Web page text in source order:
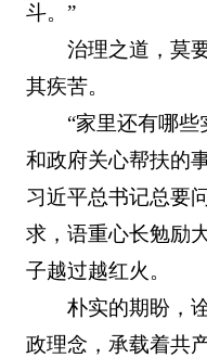
斗。”
治理之道，莫
其疾苦。
“家里还有哪些
和政府关心帮扶的
习近平总书记总要
求，语重心长勉励
子越过越红火。
朴实的期盼，
政理念，承载着共